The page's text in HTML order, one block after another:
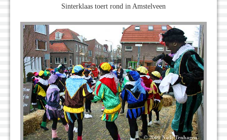
Sinterklaas toert rond in Amstelveen